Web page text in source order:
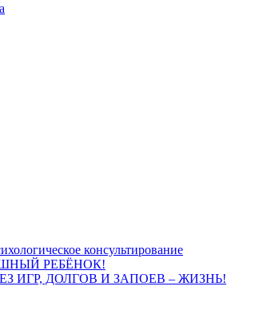
консультирование
РЕБЁНОК!
ИГР, ДОЛГОВ И ЗАПОЕВ – ЖИЗНЬ!